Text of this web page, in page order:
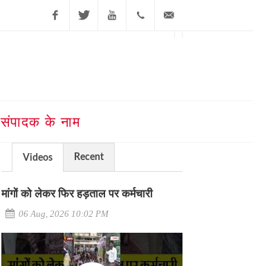
संपादक के नाम
Videos Recent
मांगों को लेकर फिर हड़ताल पर कर्मचारी
06 Aug, 2026 10:02 PM